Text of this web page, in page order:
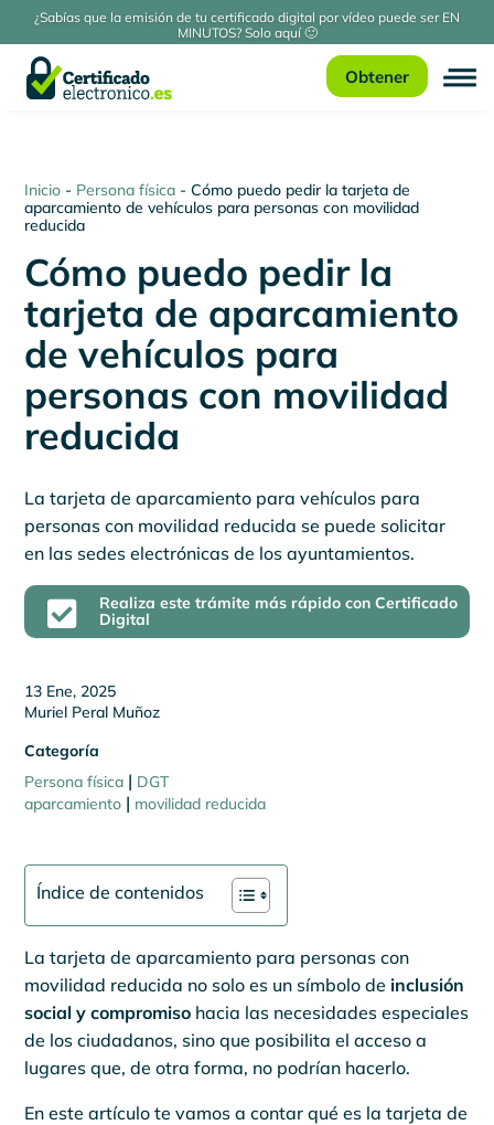
¿Sabías que la emisión de tu certificado digital por vídeo puede ser EN
MINUTOS? Solo aquí 🙂
Obtener
Inicio - Persona física -Cómo puedo pedir la tarjeta de
aparcamiento de vehículos para personas con movilidad
reducida
Cómo puedo pedir la
tarjeta de aparcamiento
de vehículos para
personas con movilidad
reducida
La tarjeta de aparcamiento para vehículos para
personas con movilidad reducida se puede solicitar
en las sedes electrónicas de los ayuntamientos.

Realiza este trámite más rápido con Certificado
Digital
13 Ene, 2025
Muriel Peral Muñoz
Categoría
Persona física | DGT
aparcamiento | movilidad reducida
Índice de contenidos
La tarjeta de aparcamiento para personas con
movilidad reducida no solo es un símbolo de inclusión
social y compromiso hacia las necesidades especiales
de los ciudadanos, sino que posibilita el acceso a
lugares que, de otra forma, no podrían hacerlo.
En este artículo te vamos a contar qué es la tarjeta de